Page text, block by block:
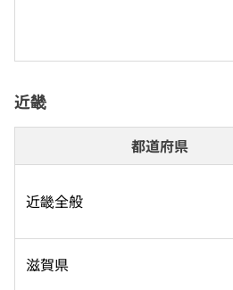
近畿
都道府県
近畿全般
滋賀県